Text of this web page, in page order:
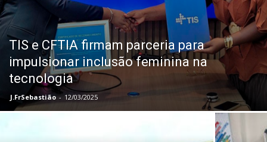
TIS e CFTIA firmam parceria para
impulsionar inclusão feminina na
tecnologia
J.FrSebastião - 12/03/2025